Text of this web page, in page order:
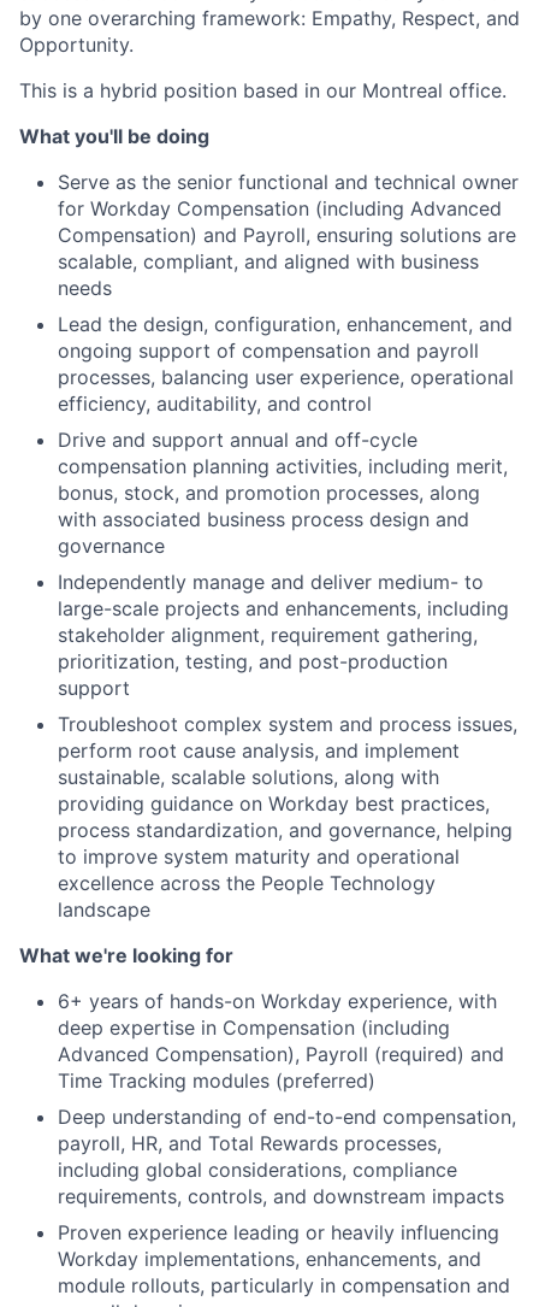
by one overarching framework: Empathy, Respect, and
Opportunity.
This is a hybrid position based in our Montreal office.
What you'll be doing
Serve as the senior functional and technical owner
for Workday Compensation (including Advanced
Compensation) and Payroll, ensuring solutions are
scalable, compliant, and aligned with business
needs
Lead the design, configuration, enhancement, and
ongoing support of compensation and payroll
processes, balancing user experience, operational
efficiency, auditability, and control
Drive and support annual and off-cycle
compensation planning activities, including merit,
bonus, stock, and promotion processes, along
with associated business process design and
governance
Independently manage and deliver medium- to
large-scale projects and enhancements, including
stakeholder alignment, requirement gathering,
prioritization, testing, and post-production
support
Troubleshoot complex system and process issues,
perform root cause analysis, and implement
sustainable, scalable solutions, along with
providing guidance on Workday best practices,
process standardization, and governance, helping
to improve system maturity and operational
excellence across the People Technology
landscape
What we're looking for
6+ years of hands-on Workday experience, with
deep expertise in Compensation (including
Advanced Compensation), Payroll (required) and
Time Tracking modules (preferred)
Deep understanding of end-to-end compensation,
payroll, HR, and Total Rewards processes,
including global considerations, compliance
requirements, controls, and downstream impacts
Proven experience leading or heavily influencing
Workday implementations, enhancements, and
module rollouts, particularly in compensation and